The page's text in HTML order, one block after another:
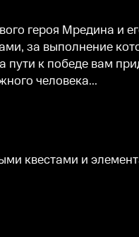
героя Мредина и
за выполнение
к победе вам
человека...
квестами и